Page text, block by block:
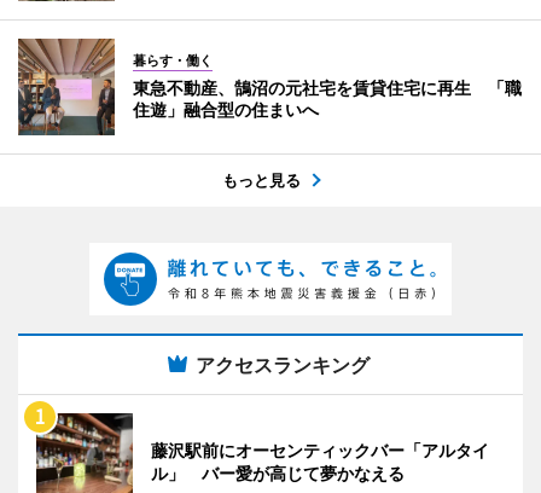
暮らす・働く
東急不動産、鵠沼の元社宅を賃貸住宅に再生 「職
住遊」融合型の住まいへ
もっと見る
アクセスランキング
藤沢駅前にオーセンティックバー「アルタイ
ル」 バー愛が高じて夢かなえる